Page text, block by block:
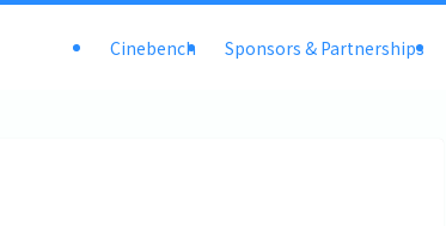
Cinebench Sponsors & Partnerships